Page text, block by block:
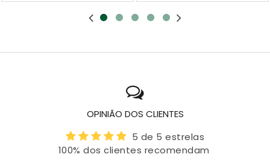
OPINIÃO DOS CLIENTES
5 de 5 estrelas
100% dos clientes recomendam